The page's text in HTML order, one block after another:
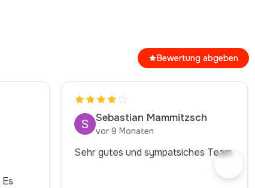
Bewertung abgeben
Sebastian Mammitzsch
vor 9 Monaten
Sehr gutes und sympatsiches Team